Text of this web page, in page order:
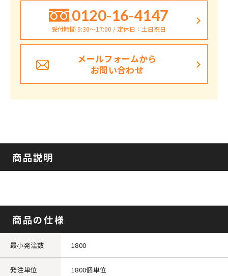
0120-16-4147
受付時間 9:30〜17:00 / 定休日：土日祝日
メールフォームから
お問い合わせ
商品説明
商品の仕様
最小発注数 1800
発注単位 1800個単位